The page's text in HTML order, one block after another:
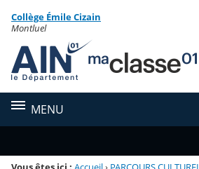
Menu de la rubrique
Contenu
Collège Émile Cizain
Montluel
MENU